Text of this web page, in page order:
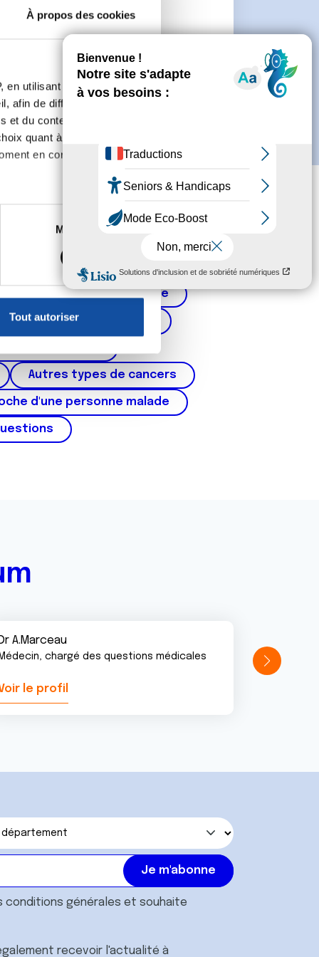
À propos des cookies
en utilisant des
afin de diffuser des
du contenu, ainsi que de
quant à l'utilisation de
en consultant la
à plusieurs mètres près
reportez-vous à lasection «
sur les cookies.
informations que
Marketing
Tout autoriser
créer un compte.
Cancer de la prostate
de l'utérus, ovaires)
Autres types de cancers
d'une personne malade
A.Marceau
chargé des questions médicales
le profil
conditions générales et souhaite
recevoir l'actualité à